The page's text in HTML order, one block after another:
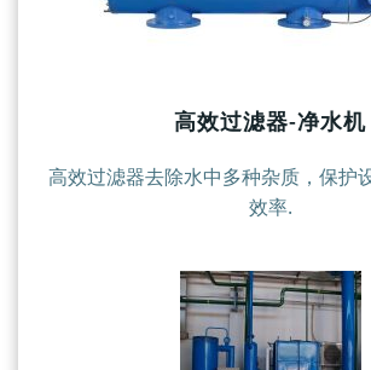
高效过滤器-净水机
高效过滤器去除水中多种杂质，保护
效率.